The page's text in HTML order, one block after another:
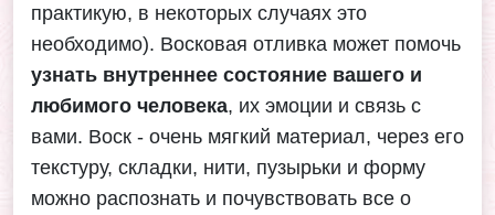
практикую, в некоторых случаях это
необходимо). Восковая отливка может помочь
узнать внутреннее состояние вашего и
любимого человека, их эмоции и связь с
вами. Воск - очень мягкий материал, через его
текстуру, складки, нити, пузырьки и форму
можно распознать и почувствовать все о